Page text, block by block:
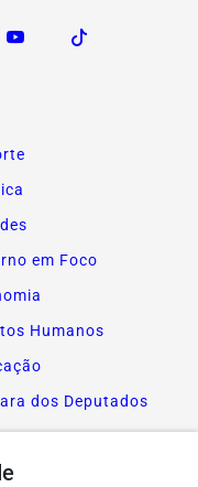
em Foco
Humanos
dos Deputados